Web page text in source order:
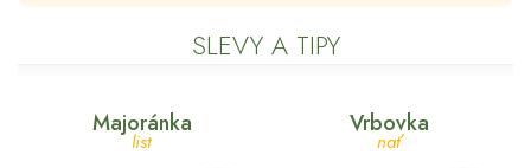
SLEVY A TIPY
Majoránka
list
Vrbovka
nať